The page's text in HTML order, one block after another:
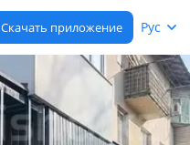
Скачать приложение Рус